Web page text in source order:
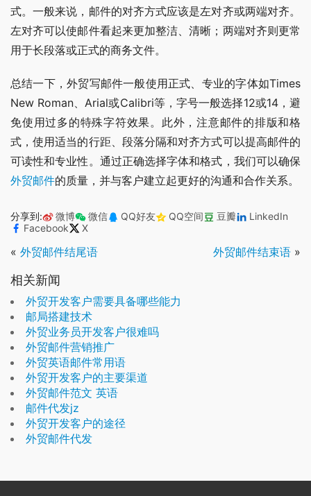
式。一般来说，邮件的对齐方式应该是左对齐或两端对齐。
左对齐可以使邮件看起来更加整洁、清晰；两端对齐则更常
用于长段落或正式的商务文件。
总结一下，外贸写邮件一般使用正式、专业的字体如Times
New Roman、Arial或Calibri等，字号一般选择12或14，避
免使用过多的特殊字符效果。此外，注意邮件的排版和格
式，使用适当的行距、段落分隔和对齐方式可以提高邮件的
可读性和专业性。通过正确选择字体和格式，我们可以确保
外贸邮件的质量，并与客户建立起更好的沟通和合作关系。
分享到: 微博 微信 QQ好友 QQ空间 豆瓣
LinkedIn
Facebook
X
« 外贸邮件结尾语 外贸邮件结束语 »
相关新闻
外贸开发客户需要具备哪些能力
邮局搭建技术
外贸业务员开发客户很难吗
外贸邮件营销推广
外贸英语邮件常用语
外贸开发客户的主要渠道
外贸邮件范文 英语
邮件代发jz
外贸开发客户的途径
外贸邮件代发